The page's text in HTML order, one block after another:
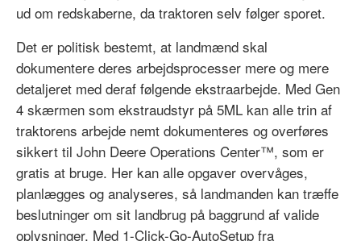
ud om redskaberne, da traktoren selv følger sporet.
Det er politisk bestemt, at landmænd skal
dokumentere deres arbejdsprocesser mere og mere
detaljeret med deraf følgende ekstraarbejde. Med Gen
4 skærmen som ekstraudstyr på 5ML kan alle trin af
traktorens arbejde nemt dokumenteres og overføres
sikkert til John Deere Operations Center™, som er
gratis at bruge. Her kan alle opgaver overvåges,
planlægges og analyseres, så landmanden kan træffe
beslutninger om sit landbrug på baggrund af valide
oplysninger. Med 1-Click-Go-AutoSetup fra